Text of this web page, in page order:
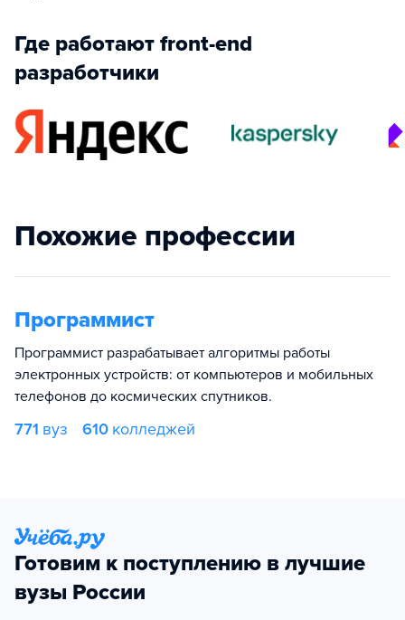
Где работают front-end
разработчики
Похожие профессии
Программист
Программист разрабатывает алгоритмы работы
электронных устройств: от компьютеров и мобильных
телефонов до космических спутников.
771 вуз 610 колледжей
Готовим к поступлению в лучшие
вузы России